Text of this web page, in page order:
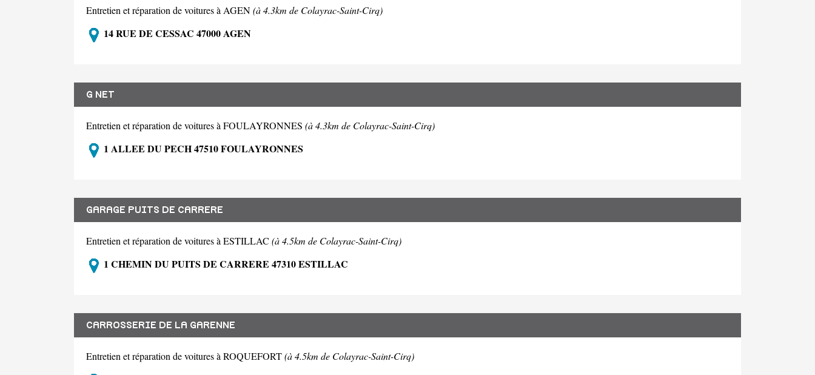
Entretien et réparation de voitures à AGEN(à 4.3km de Colayrac-Saint-Cirq)
14 RUE DE CESSAC 47000 AGEN
G NET
Entretien et réparation de voitures à FOULAYRONNES (à 4.3km de Colayrac-Saint-Cirq)
1 ALLEE DU PECH 47510 FOULAYRONNES
GARAGE PUITS DE CARRERE
Entretien et réparation de voitures à ESTILLAC (à 4.5km de Colayrac-Saint-Cirq)
1 CHEMIN DU PUITS DE CARRERE 47310 ESTILLAC
CARROSSERIE DE LA GARENNE
Entretien et réparation de voitures à ROQUEFORT(à 4.5km de Colayrac-Saint-Cirq)